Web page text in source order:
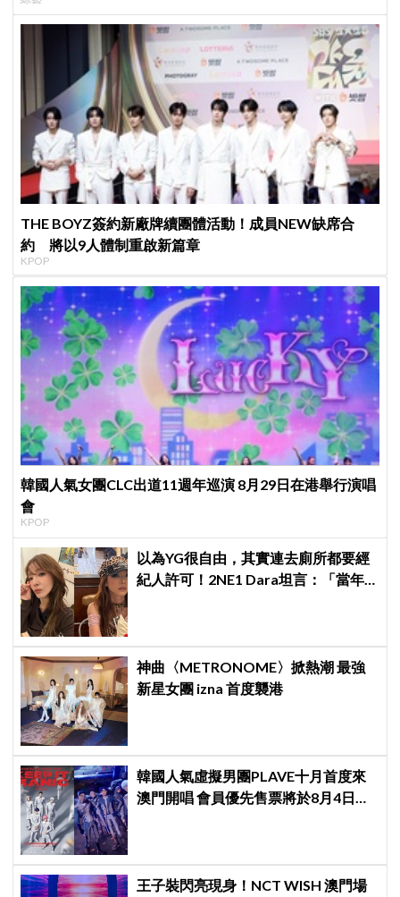
THE BOYZ簽約新廠牌續團體活動！成員NEW缺席合
約 將以9人體制重啟新篇章
KPOP
韓國人氣女團CLC出道11週年巡演 8月29日在港舉行演唱
會
KPOP
以為YG很自由，其實連去廁所都要經
紀人許可！2NE1 Dara坦言：「當年
神曲〈METRONOME〉掀熱潮 最強
新星女團 izna 首度襲港
韓國人氣虛擬男團PLAVE十月首度來
澳門開唱 會員優先售票將於8月4日開
王子裝閃亮現身！NCT WISH 澳門場